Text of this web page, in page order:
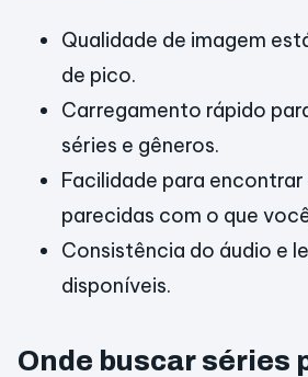
Qualidade de imagem
de pico.
Carregamento rápido
séries e gêneros.
Facilidade para
parecidas com o que
Consistência do áudio e
disponíveis.
Onde buscar séries